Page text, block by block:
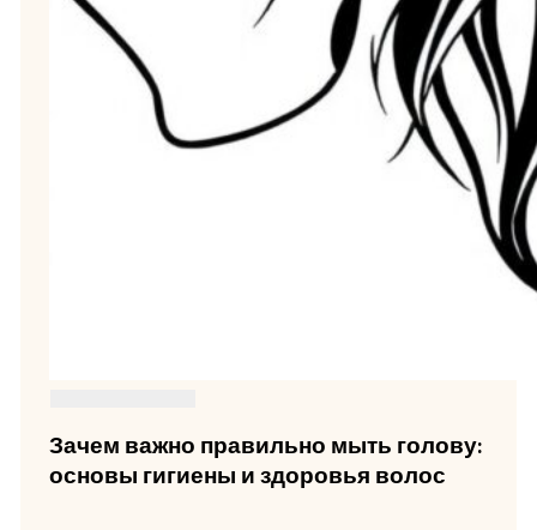
Зачем важно правильно мыть голову:
основы гигиены и здоровья волос